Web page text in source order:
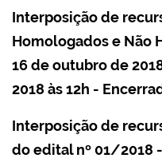
Interposição de
Homologados e Não
16 de outubro de
2018 às 12h -
Interposição de
do edital nº 01/2018 -